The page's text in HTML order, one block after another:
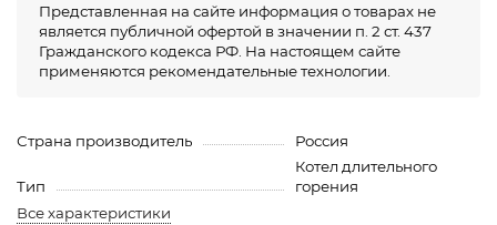
Представленная на сайте информация о товарах не
является публичной офертой в значении п. 2 ст. 437
Гражданского кодекса РФ. На настоящем сайте
применяются рекомендательные технологии.
Страна производитель Россия
Тип
Котел длительного
горения
Все характеристики